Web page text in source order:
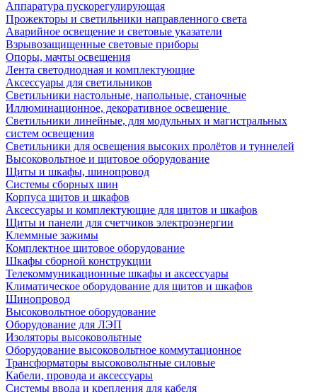
Аппаратура пускорегулирующая
Прожекторы и светильники направленного света
Аварийное освещение и световые указатели
Взрывозащищенные световые приборы
Опоры, мачты освещения
Лента светодиодная и комплектующие
Аксессуары для светильников
Светильники настольные, напольные, станочные
Иллюминационное, декоративное освещение
Светильники линейные, для модульных и магистральных
систем освещения
Светильники для освещения высоких пролётов и туннелей
Высоковольтное и щитовое оборудование
Щиты и шкафы, шинопровод
Системы сборных шин
Корпуса щитов и шкафов
Аксессуары и комплектующие для щитов и шкафов
Щиты и панели для счетчиков электроэнергии
Клеммные зажимы
Комплектное щитовое оборудование
Шкафы сборной конструкции
Телекоммуникационные шкафы и аксессуары
Климатическое оборудование для щитов и шкафов
Шинопровод
Высоковольтное оборудование
Оборудование для ЛЭП
Изоляторы высоковольтные
Оборудование высоковольтное коммутационное
Трансформаторы высоковольтные силовые
Кабели, провода и аксессуары
Системы ввода и крепления для кабеля